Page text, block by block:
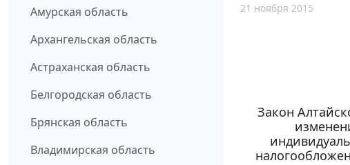
Амурская область
Архангельская область
Астраханская область
Белгородская область
Брянская область
Владимирская область
21 ноября 2015
Закон